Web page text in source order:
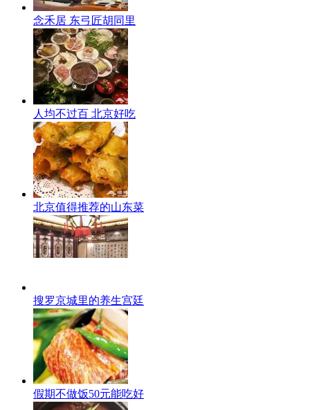
念禾居 东弓匠胡同里
人均不过百 北京好吃
北京值得推荐的山东菜
搜罗京城里的养生宫廷
假期不做饭50元能吃好